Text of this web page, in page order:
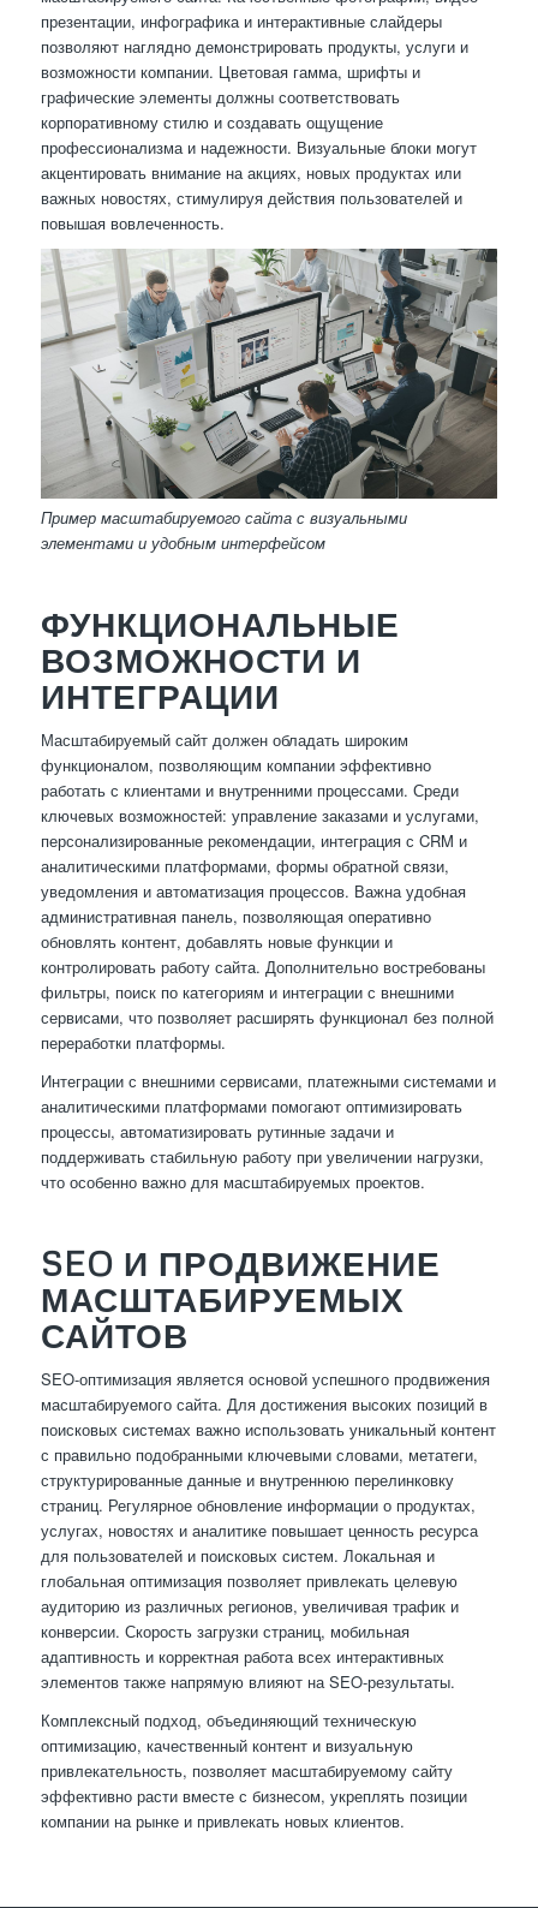
презентации, инфографика и интерактивные слайдеры
позволяют наглядно демонстрировать продукты, услуги и
возможности компании. Цветовая гамма, шрифты и
графические элементы должны соответствовать
корпоративному стилю и создавать ощущение
профессионализма и надежности. Визуальные блоки могут
акцентировать внимание на акциях, новых продуктах или
важных новостях, стимулируя действия пользователей и
повышая вовлеченность.
Пример масштабируемого сайта с визуальными
элементами и удобным интерфейсом
ФУНКЦИОНАЛЬНЫЕ
ВОЗМОЖНОСТИ И
ИНТЕГРАЦИИ
Масштабируемый сайт должен обладать широким
функционалом, позволяющим компании эффективно
работать с клиентами и внутренними процессами. Среди
ключевых возможностей: управление заказами и услугами,
персонализированные рекомендации, интеграция с CRM и
аналитическими платформами, формы обратной связи,
уведомления и автоматизация процессов. Важна удобная
административная панель, позволяющая оперативно
обновлять контент, добавлять новые функции и
контролировать работу сайта. Дополнительно востребованы
фильтры, поиск по категориям и интеграции с внешними
сервисами, что позволяет расширять функционал без полной
переработки платформы.
Интеграции с внешними сервисами, платежными системами и
аналитическими платформами помогают оптимизировать
процессы, автоматизировать рутинные задачи и
поддерживать стабильную работу при увеличении нагрузки,
что особенно важно для масштабируемых проектов.
SEO И ПРОДВИЖЕНИЕ
МАСШТАБИРУЕМЫХ
САЙТОВ
SEO-оптимизация является основой успешного продвижения
масштабируемого сайта. Для достижения высоких позиций в
поисковых системах важно использовать уникальный контент
с правильно подобранными ключевыми словами, метатеги,
структурированные данные и внутреннюю перелинковку
страниц. Регулярное обновление информации о продуктах,
услугах, новостях и аналитике повышает ценность ресурса
для пользователей и поисковых систем. Локальная и
глобальная оптимизация позволяет привлекать целевую
аудиторию из различных регионов, увеличивая трафик и
конверсии. Скорость загрузки страниц, мобильная
адаптивность и корректная работа всех интерактивных
элементов также напрямую влияют на SEO-результаты.
Комплексный подход, объединяющий техническую
оптимизацию, качественный контент и визуальную
привлекательность, позволяет масштабируемому сайту
эффективно расти вместе с бизнесом, укреплять позиции
компании на рынке и привлекать новых клиентов.